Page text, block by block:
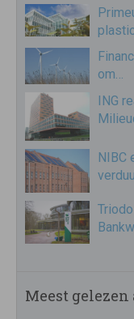
om…
ING
NIBC
Meest